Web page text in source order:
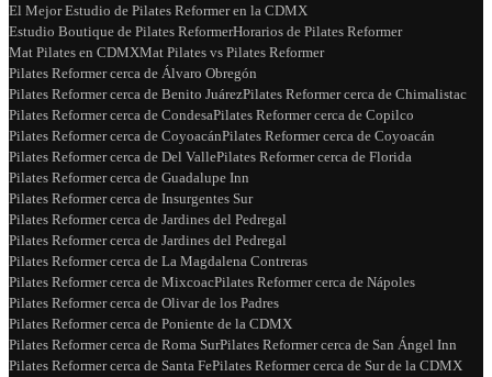
El Mejor Estudio de Pilates Reformer en la CDMX
Estudio Boutique de Pilates ReformerHorarios de Pilates Reformer
Mat Pilates en CDMXMat Pilates vs Pilates Reformer
Pilates Reformer cerca de Álvaro Obregón
Pilates Reformer cerca de Benito JuárezPilates Reformer cerca de Chimalistac
Pilates Reformer cerca de CondesaPilates Reformer cerca de Copilco
Pilates Reformer cerca de CoyoacánPilates Reformer cerca de Coyoacán
Pilates Reformer cerca de Del VallePilates Reformer cerca de Florida
Pilates Reformer cerca de Guadalupe Inn
Pilates Reformer cerca de Insurgentes Sur
Pilates Reformer cerca de Jardines del Pedregal
Pilates Reformer cerca de Jardines del Pedregal
Pilates Reformer cerca de La Magdalena Contreras
Pilates Reformer cerca de MixcoacPilates Reformer cerca de Nápoles
Pilates Reformer cerca de Olivar de los Padres
Pilates Reformer cerca de Poniente de la CDMX
Pilates Reformer cerca de Roma SurPilates Reformer cerca de San Ángel Inn
Pilates Reformer cerca de Santa FePilates Reformer cerca de Sur de la CDMX